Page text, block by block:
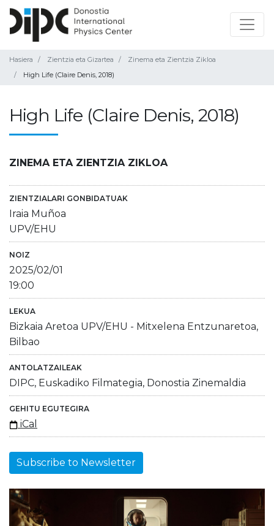
Hasiera Zientzia eta Gizartea
Zinema eta Zientzia Zikloa
High Life (Claire Denis, 2018)
High Life (Claire Denis, 2018)
ZINEMA ETA ZIENTZIA ZIKLOA
ZIENTZIALARI GONBIDATUAK
Iraia Muñoa
UPV/EHU
NOIZ
2025/02/01
19:00
LEKUA
Bizkaia Aretoa UPV/EHU - Mitxelena Entzunaretoa,
Bilbao
ANTOLATZAILEAK
DIPC, Euskadiko Filmategia, Donostia Zinemaldia
GEHITU EGUTEGIRA
iCal
Subscribe to Newsletter